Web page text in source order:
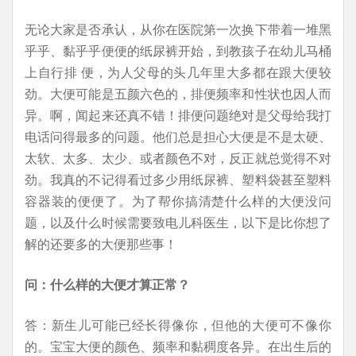
无论大家是否承认，从你在医院第一次换下带着一堆黑
乎乎、黏乎乎便便的纸尿裤开始，到教孩子在幼儿马桶
上自行排 便，为人父母的头几年里大多都在跟大便较
劲。大便可能是五颜六色的，排便频率和性状也因人而
异。啊，闻起来还真不错！排便问题绝对是父母给我打
电话问得最多的问题。他们总是担心大便是不是太硬、
太软、太多、太少、或者颜色不对，反正就总觉得不对
劲。我真的不记得看过多少用纸尿裤、塑料袋甚至塑料
容器装的便便了。为了帮你搞清楚什么样的大便没问
题，以及什么时候需要致电儿科医生，以下是比你想了
解的还要多的大便那些事！
问：什么样的大便才算正常？
答：新生儿可能已经长得像你，但他的大便可不像你
的。宝宝大便的颜色、频率和黏稠度各异。在出生后的